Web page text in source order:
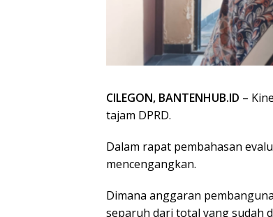
CILEGON, BANTENHUB.ID –
tajam DPRD.
Dalam rapat pembahasan
mencengangkan.
Dimana anggaran
separuh dari total yang sudah